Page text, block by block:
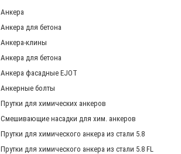
Анкера
Анкера для бетона
Анкера-клины
Анкера для бетона
Анкера фасадные EJOT
Анкерные болты
Прутки для химических анкеров
Смешивающие насадки для хим. анкеров
Прутки для химического анкера из стали 5.8
Прутки для химического анкера из стали 5.8 FL